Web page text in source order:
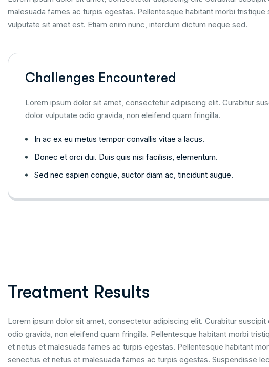
malesuada fames ac turpis egestas. Pellentesque habitant morbi
vulputate sit amet est. Etiam enim nunc, interdum dictum neque sed.
Challenges Encountered
Lorem ipsum dolor sit amet, consectetur adipiscing elit. Curabitur
dolor vulputate odio gravida, non eleifend quam fringilla.
In ac ex eu metus tempor convallis vitae a lacus.
Donec et orci dui. Duis quis nisi facilisis, elementum.
Sed nec sapien congue, auctor diam ac, tincidunt augue.
Treatment Results
Lorem ipsum dolor sit amet, consectetur adipiscing elit. Curabitur suscipit
odio gravida, non eleifend quam fringilla. Pellentesque habitant morbi
et netus et malesuada fames ac turpis egestas. Pellentesque habitant
senectus et netus et malesuada fames ac turpis egestas. Suspendisse